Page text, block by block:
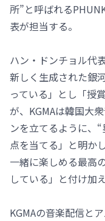
所”と呼ばれる
表が担当する。
ハン・ドンチョル代
新しく生成された銀
っている」とし「授
が、KGMAは韓国大
ンを立てるように、
点を当てる」と明か
一緒に楽しめる最高
している」と付け加え
KGMAの音楽配信と